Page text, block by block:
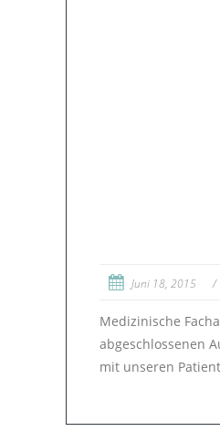
Juni 18, 2015 /
Medizinische
abgeschlossenen
mit unseren